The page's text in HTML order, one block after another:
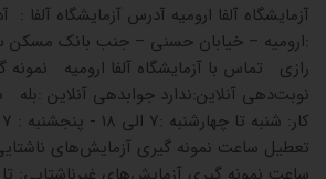
آزمایشگاه آلفا ارومیه آدرس آزمایشگاه آلفا :
:ارومیه – خیابان حسنی – جنب بانک مسکن
رازی تماس با آزمایشگاه آلفا ارومیه نمونه
نوبت‌دهی آنلاین:ندارد جوابدهی آنلاین